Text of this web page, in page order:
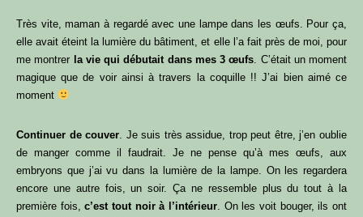
Très vite, maman à regardé avec une lampe dans les œufs. Pour ça,
elle avait éteint la lumière du bâtiment, et elle l’a fait près de moi, pour
me montrer la vie qui débutait dans mes 3 œufs. C’était un moment
magique que de voir ainsi à travers la coquille !! J’ai bien aimé ce
moment
Continuer de couver. Je suis très assidue, trop peut être, j’en oublie
de manger comme il faudrait. Je ne pense qu’à mes œufs, aux
embryons que j’ai vu dans la lumière de la lampe. On les regardera
encore une autre fois, un soir. Ça ne ressemble plus du tout à la
première fois,c’est tout noir à l’intérieur. On les voit bouger, ils ont
numérique « 3 astuces simples pour avoir des
poules en pleine santé & optimiser ton poulailler »,
et découvre :
Comment
Quels sont les besoins physiologiques à
respecter, pourréduire le stressde tes poules